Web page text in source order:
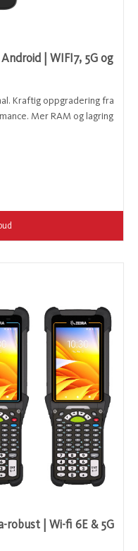
| WIFI7, 5G og
Kraftig oppgradering fra
Mer RAM og lagring
| Wi-fi 6E & 5G